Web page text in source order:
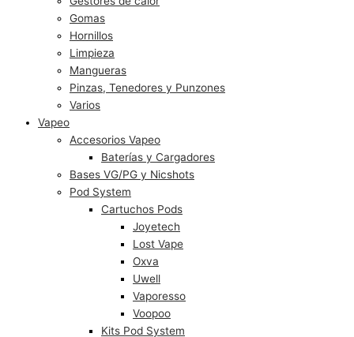
Gomas
Hornillos
Limpieza
Mangueras
Pinzas, Tenedores y Punzones
Varios
Vapeo
Accesorios Vapeo
Baterías y Cargadores
Bases VG/PG y Nicshots
Pod System
Cartuchos Pods
Joyetech
Lost Vape
Oxva
Uwell
Vaporesso
Voopoo
Kits Pod System